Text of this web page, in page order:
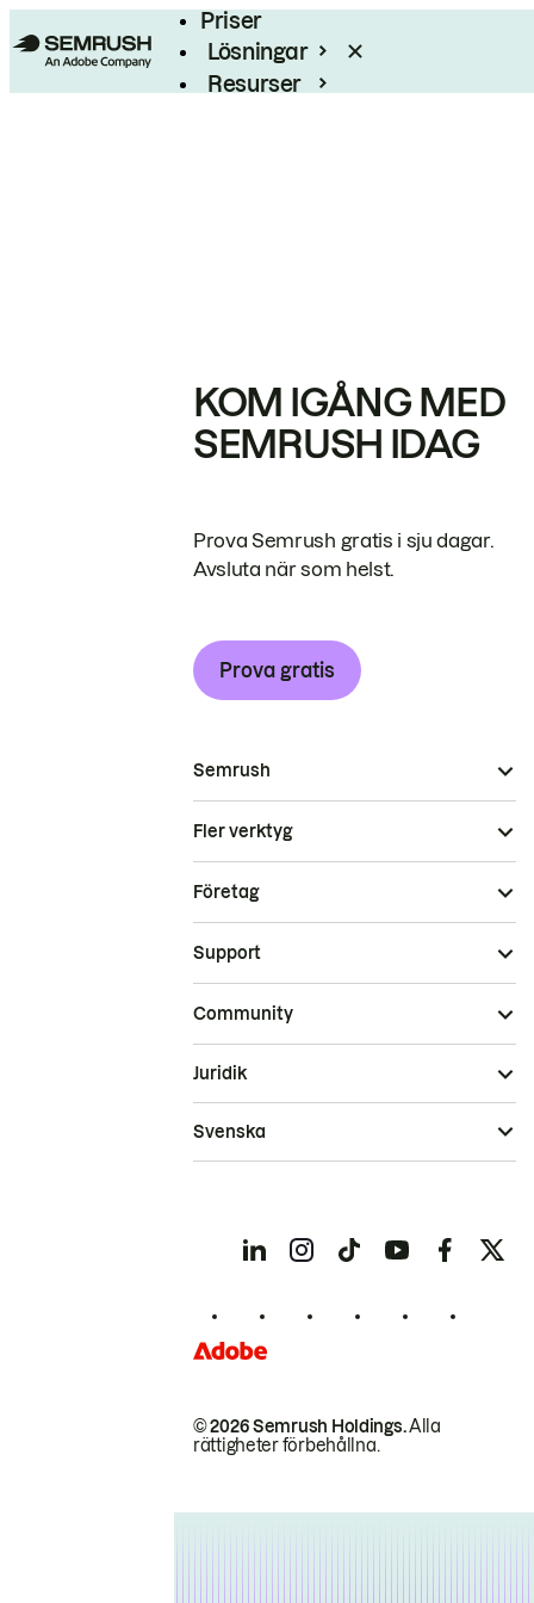
Priser
Lösningar
Resurser
KOM IGÅNG MED
SEMRUSH IDAG
Prova Semrush gratis i sju dagar.
Avsluta när som helst.
Prova gratis
Semrush
Fler verktyg
Företag
Support
Community
© 2026 Semrush Holdings.Alla
rättigheter förbehållna.
Juridik
Svenska